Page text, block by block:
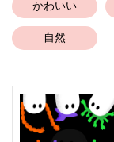
かわいい
自然